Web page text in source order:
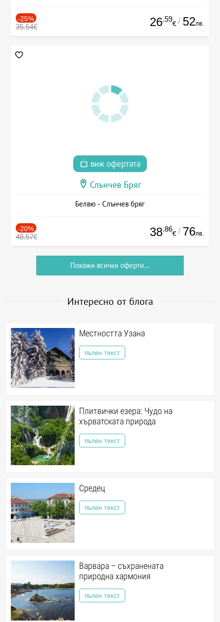
-25%
35.54€ 26.59
€ / 52лв.
виж офертата
Слънчев Бряг
Белвю - Слънчев бряг
-20%
48.57€ 38.86
€ / 76лв.
Покажи всички оферти...
Интересно от блога
Местността Узана
пълен текст
Плитвички езера: Чудо на
хърватската природа
пълен текст
Средец
пълен текст
Варвара – съхранената
природна хармония
пълен текст